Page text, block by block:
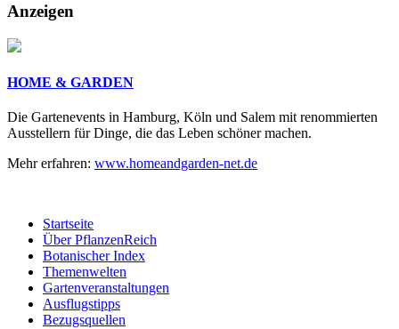
Anzeigen
HOME & GARDEN
Die Gartenevents in Hamburg, Köln und Salem mit renommierten
Ausstellern für Dinge, die das Leben schöner machen.
Mehr erfahren: www.homeandgarden-net.de
Startseite
Über PflanzenReich
Botanischer Index
Themenwelten
Gartenveranstaltungen
Ausflugstipps
Bezugsquellen